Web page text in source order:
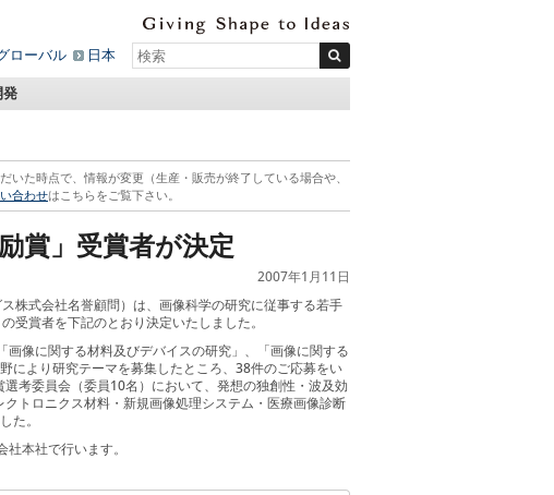
ローバル 日本
発
た時点で、情報が変更（生産・販売が終了している場合や、
合わせはこちらをご覧下さい。
賞」受賞者が決定
2007年1月11日
株式会社名誉顧問）は、画像科学の研究に従事する若手
受賞者を下記のとおり決定いたしました。
像に関する材料及びデバイスの研究」、「画像に関する
により研究テーマを募集したところ、38件のご応募をい
考委員会（委員10名）において、発想の独創性・波及効
トロニクス材料・新規画像処理システム・医療画像診断
た。
本社で行います。